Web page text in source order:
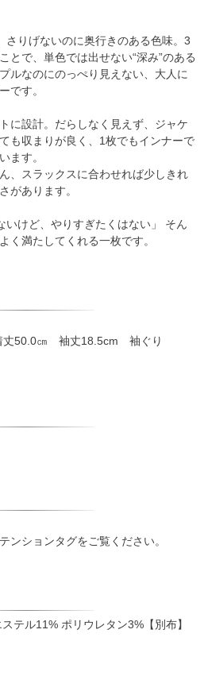
さりげないのに奥行きのある色味。3
とで、単色では出せない“深み”のある
ルなのにのっぺり見えない、大人に
です。
に設計。だらしなく見えず、ジャケ
も収まりが良く、1枚でもインナーで
ます。
、スラックスに合わせれば少しきれ
があります。
いけど、やりすぎたくはない」 そん
く満たしてくれる一枚です。
50.0㎝ 袖丈18.5cm 袖ぐり
ンションタグをご覧ください。
テル11% ポリウレタン3%【別布】